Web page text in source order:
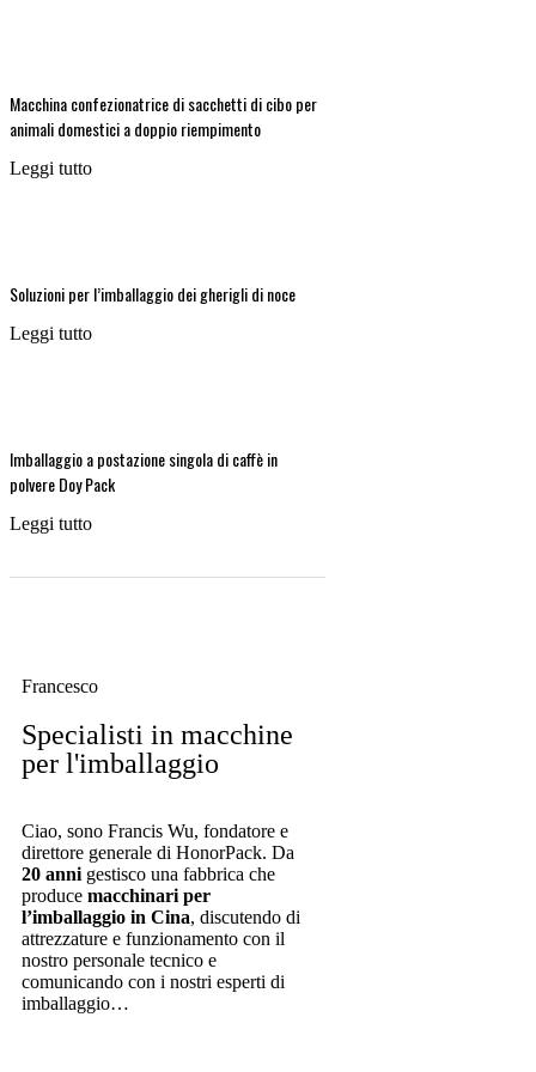
Macchina confezionatrice di sacchetti di cibo per
animali domestici a doppio riempimento
Leggi tutto
Soluzioni per l’imballaggio dei gherigli di noce
Leggi tutto
Imballaggio a postazione singola di caffè in
polvere Doy Pack
Leggi tutto
Francesco
Specialisti in macchine
per l'imballaggio
Ciao, sono Francis Wu, fondatore e
direttore generale di HonorPack. Da
20 anni gestisco una fabbrica che
producemacchinari per
l’imballaggio in Cina, discutendo di
attrezzature e funzionamento con il
nostro personale tecnico e
comunicando con i nostri esperti di
imballaggio…